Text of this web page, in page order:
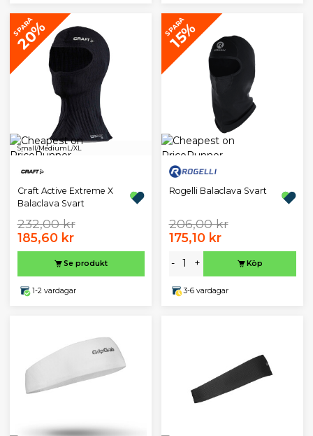
SPARA
20%
Small/MediumL/XL
Craft Active Extreme X
Balaclava Svart
232,00 kr
185,60 kr
Se produkt
1-2 vardagar
SPARA
15%
Rogelli Balaclava Svart
206,00 kr
175,10 kr
- + Köp
3-6 vardagar